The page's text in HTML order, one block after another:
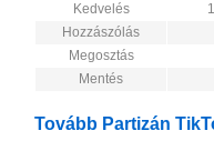
Kedvelés
Hozzászólás
Megosztás
Mentés
Tovább Partizán